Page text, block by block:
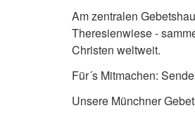
Am zentralen
Theresienwiese -
Christen weltweit.
Für´s Mitmachen:
Unsere Münchner
12am